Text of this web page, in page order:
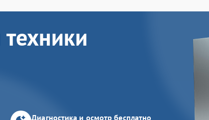
Диагностика и осмотр бесплатно